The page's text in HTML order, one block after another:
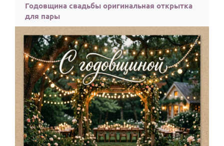
Годовщина свадьбы оригинальная открытка
для пары